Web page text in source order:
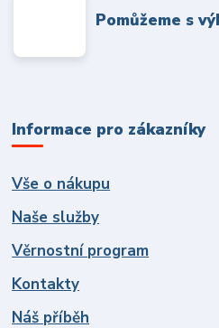
Pomůžeme s
Informace pro zákazníky
Vše o nákupu
Naše služby
Věrnostní program
Kontakty
Náš příběh